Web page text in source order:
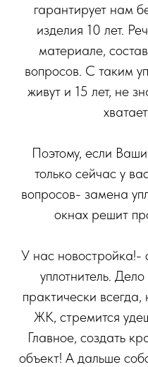
гарантирует нам
изделия 10 лет.
материале,
вопросов. С таким
живут и 15 лет, не
Поэтому, если
только сейчас у
вопросов- замена
окнах решит
У нас новостройка!-
уплотнитель.
практически
ЖК, стремится
Главное, создать
объект! А дальше